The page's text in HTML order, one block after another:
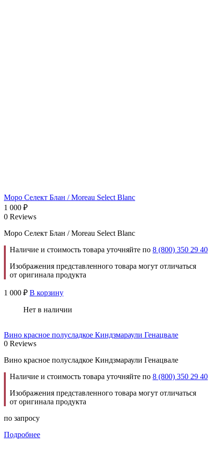
Моро Селект Блан / Moreau Select Blanc
1 000 ₽
0 Reviews
Моро Селект Блан / Moreau Select Blanc
Наличие и стоимость товара уточняйте по 8 (800) 350 29 40
Изображения представленного товара могут отличаться
от оригинала продукта
1 000 ₽ В корзину
Нет в наличии
Вино красное полусладкое Киндзмараули Генацвале
0 Reviews
Вино красное полусладкое Киндзмараули Генацвале
Наличие и стоимость товара уточняйте по 8 (800) 350 29 40
Изображения представленного товара могут отличаться
от оригинала продукта
по запросу
Подробнее